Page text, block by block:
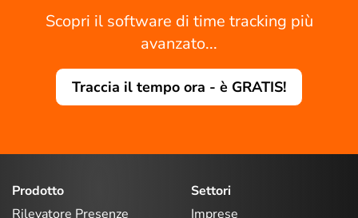
Scopri il software di time tracking più
avanzato...
Traccia il tempo ora - è GRATIS!
Prodotto
Rilevatore Presenze
Settori
Imprese